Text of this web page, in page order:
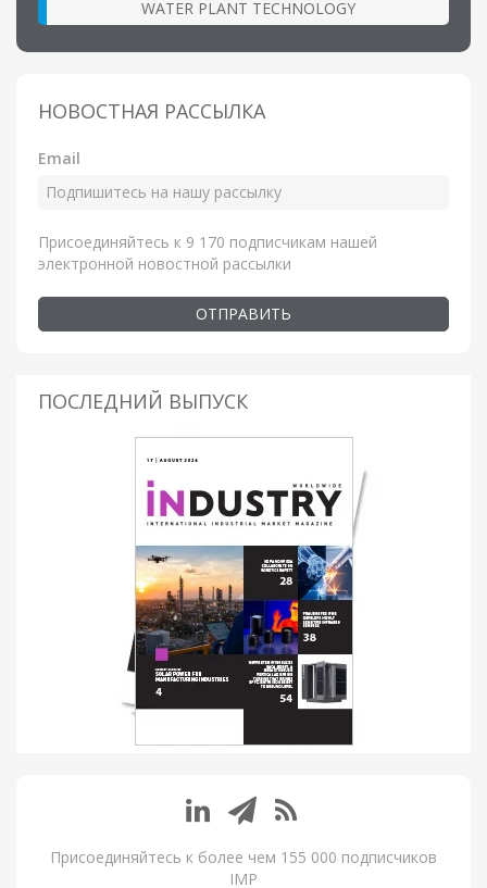
WATER PLANT TECHNOLOGY
НОВОСТНАЯ РАССЫЛКА
Email
Присоединяйтесь к 9 170 подписчикам нашей
электронной новостной рассылки
ОТПРАВИТЬ
ПОСЛЕДНИЙ ВЫПУСК
Присоединяйтесь к более чем 155 000 подписчиков
IMP